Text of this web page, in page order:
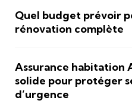
Quel budget prévoir
rénovation complète
Assurance habitation
solide pour protéger
d’urgence